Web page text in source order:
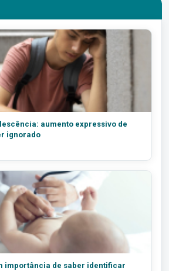
aumento expressivo de
ignorado
importância de saber identificar